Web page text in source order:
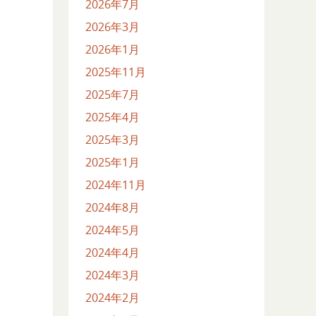
2026年7月
2026年3月
2026年1月
2025年11月
2025年7月
2025年4月
2025年3月
2025年1月
2024年11月
2024年8月
2024年5月
2024年4月
2024年3月
2024年2月